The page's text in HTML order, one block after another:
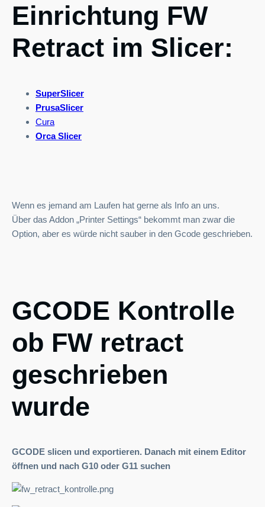
Einrichtung FW
Retract im Slicer:
SuperSlicer
PrusaSlicer
Cura
Orca Slicer
Wenn es jemand am Laufen hat gerne als Info an uns.
Über das Addon „Printer Settings“ bekommt man zwar die
Option, aber es würde nicht sauber in den Gcode geschrieben.
GCODE Kontrolle
ob FW retract
geschrieben
wurde
GCODE slicen und exportieren. Danach mit einem Editor
öffnen und nach G10 oder G11 suchen